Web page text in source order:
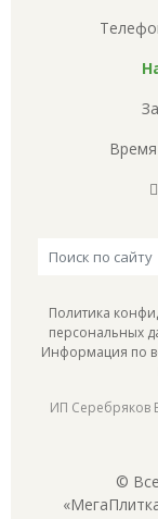
Политика
персональных
Информация по
ИП Серебряков
©